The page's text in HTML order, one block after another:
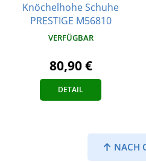
Knöchelhohe Schuhe
PRESTIGE M56810
VERFÜGBAR
80,90 €
DETAIL
NACH